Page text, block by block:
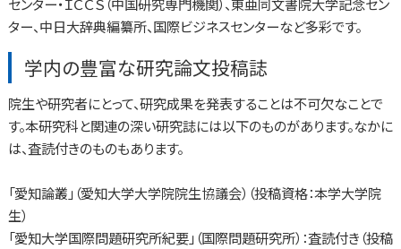
ター、中日大辞典編纂所、国際ビジネスセンターなど多彩です。
学内の豊富な研究論文投稿誌
院生や研究者にとって、研究成果を発表することは不可欠なことで
す。本研究科と関連の深い研究誌には以下のものがあります。なかに
は、査読付きのものもあります。
「愛知論叢」（愛知大学大学院院生協議会）（投稿資格：本学大学院
生）
「愛知大学国際問題研究所紀要」（国際問題研究所）：査読付き（投稿